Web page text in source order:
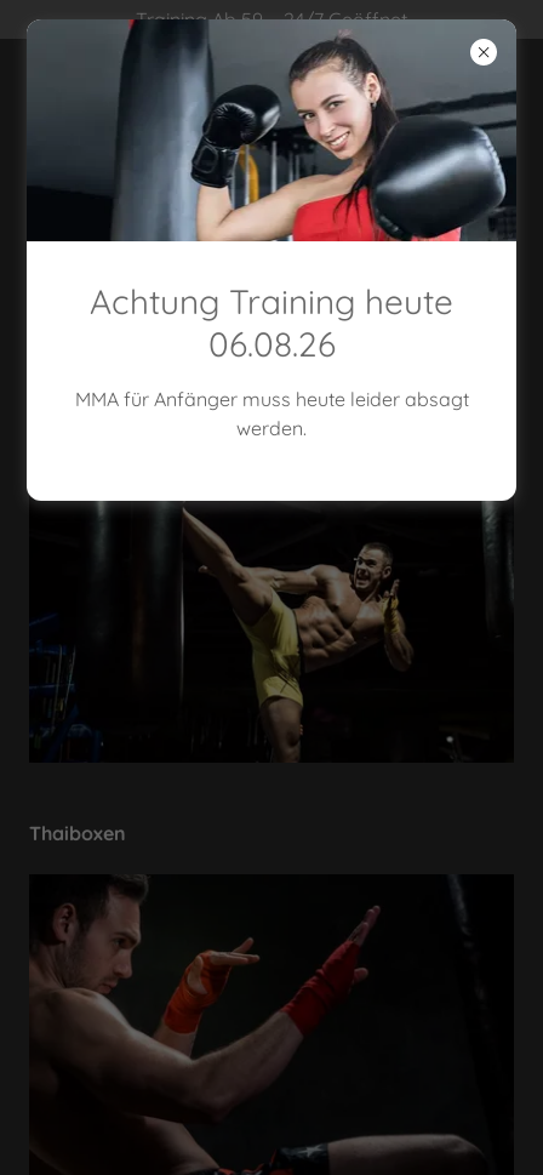
Training Ab 59 ,- 24/7 Geöffnet
DAS SIND UNSER
Thaiboxen
Achtung Training heute
06.08.26
MMA für Anfänger muss heute leider absagt
werden.